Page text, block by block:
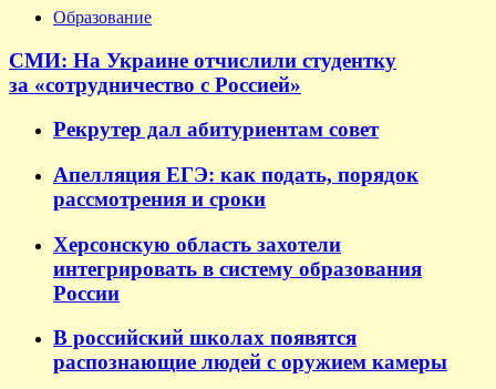
Образование
СМИ: На Украине отчислили студентку
за «сотрудничество с Россией»
Рекрутер дал абитуриентам совет
Апелляция ЕГЭ: как подать, порядок
рассмотрения и сроки
Херсонскую область захотели
интегрировать в систему образования
России
В российский школах появятся
распознающие людей с оружием камеры